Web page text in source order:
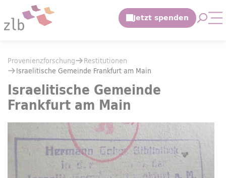
Zum Hauptinhalt springen
Zur Suche springen
Restitutionen
Israelitische Gemeinde Frankfurt am Main
Sie befinden sich hier:
Provenienzforschung
Restitutionen
Israelitische Gemeinde Frankfurt am Main
Israelitische Gemeinde
Frankfurt am Main